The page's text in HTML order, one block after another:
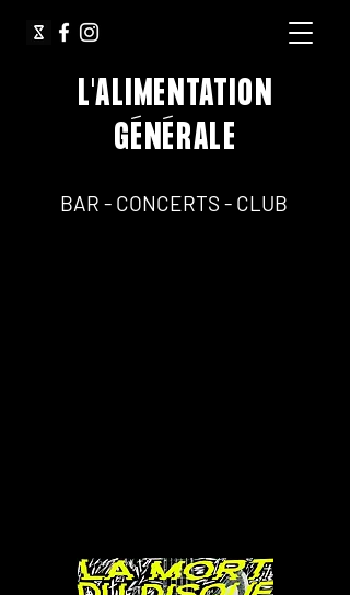
L'ALIMENTATION
GÉNÉRALE
BAR - CONCERTS - CLUB